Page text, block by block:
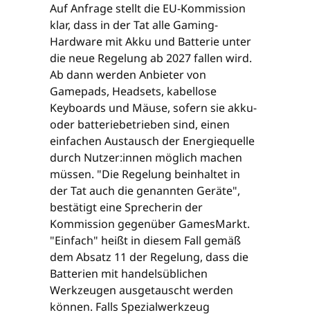
Auf Anfrage stellt die EU-Kommission
klar, dass in der Tat alle Gaming-
Hardware mit Akku und Batterie unter
die neue Regelung ab 2027 fallen wird.
Ab dann werden Anbieter von
Gamepads, Headsets, kabellose
Keyboards und Mäuse, sofern sie akku-
oder batteriebetrieben sind, einen
einfachen Austausch der Energiequelle
durch Nutzer:innen möglich machen
müssen. "Die Regelung beinhaltet in
der Tat auch die genannten Geräte",
bestätigt eine Sprecherin der
Kommission gegenüber GamesMarkt.
"Einfach" heißt in diesem Fall gemäß
dem Absatz 11 der Regelung, dass die
Batterien mit handelsüblichen
Werkzeugen ausgetauscht werden
können. Falls Spezialwerkzeug